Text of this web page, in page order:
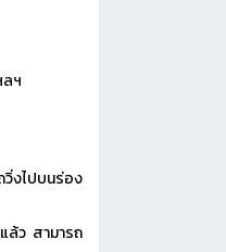
ฯ
งไปบนร่อง
ล้ว สามารถ